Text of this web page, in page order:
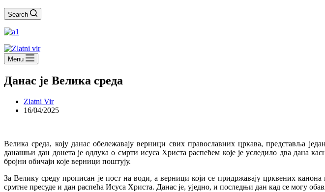
Search
Menu
Данас је Велика среда
Zlatni Vir
16/04/2025
Велика среда, коју данас обележавају верници свих православних цркава, представља
данашњи дан донета је одлука о смрти исуса Христа распећем које је уследило два дана
бројни обичаји које верници поштују.
За Велику среду прописан је пост на води, а верници који се придржавају црквених
срмтне пресуде и дан распећа Исуса Христа. Данас је, уједно, и последњи дан кад се могу